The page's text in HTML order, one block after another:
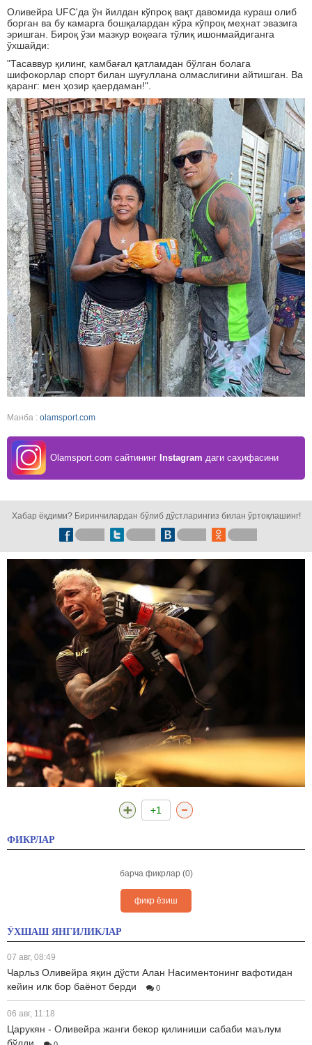
Оливейра UFC'да ўн йилдан кўпроқ вақт давомида кураш олиб
борган ва бу камарга бошқалардан кўра кўпроқ меҳнат эвазига
эришган. Бироқ ўзи мазкур воқеага тўлиқ ишонмайдиганга
ўхшайди:
"Тасаввур қилинг, камбағал қатламдан бўлган болага
шифокорлар спорт билан шуғуллана олмаслигини айтишган. Ва
қаранг: мен ҳозир қаердаман!".
Манба : olamsport.com
Olamsport.com сайтининг Instagram даги саҳифасини
Хабар ёқдими? Биринчилардан бўлиб дўстларингиз билан ўртоқлашинг!
+1
ФИКРЛАР
барча фикрлар (0)
фикр ёзиш
ЎХШАШ ЯНГИЛИКЛАР
07 авг, 08:49
Чарльз Оливейра яқин дўсти Алан Насиментонинг вафотидан
кейин илк бор баёнот берди
0
06 авг, 11:18
Царукян - Оливейра жанги бекор қилиниши сабаби маълум